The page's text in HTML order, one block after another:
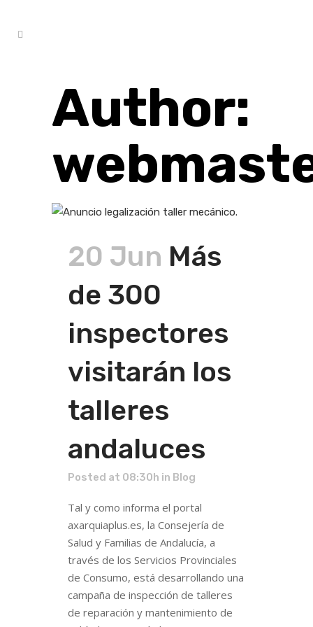
Author:
20 Jun Más
de 300
inspectores
visitarán los
talleres
andaluces
Posted at 08:30h in Blog
Tal y como informa el portal
axarquiaplus.es, la Consejería de
Salud y Familias de Andalucía, a
través de los Servicios Provinciales
de Consumo, está desarrollando una
campaña de inspección de talleres
de reparación y mantenimiento de